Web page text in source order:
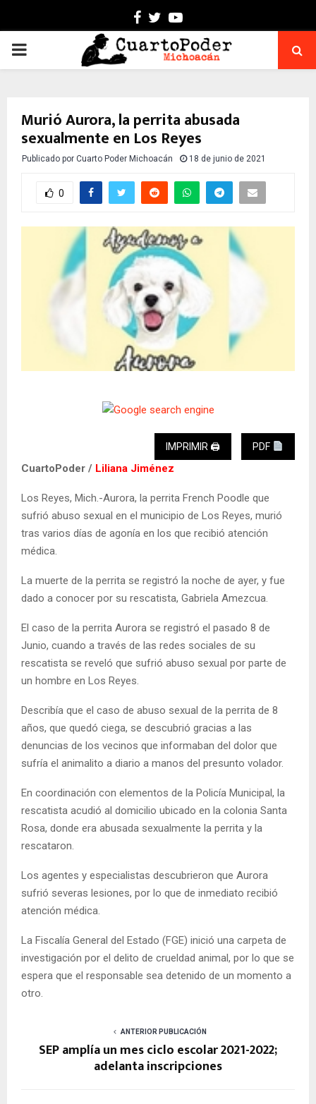
Facebook
TwitterYoutube
PRIMARY
Murió Aurora, la perrita abusada
sexualmente en Los Reyes
Publicado por Cuarto Poder Michoacán 18 de junio de 2021
0
IMPRIMIR 🖨 PDF
CuartoPoder / Liliana Jiménez
Los Reyes, Mich.-Aurora, la perrita French Poodle que
sufrió abuso sexual en el municipio de Los Reyes, murió
tras varios días de agonía en los que recibió atención
médica.
La muerte de la perrita se registró la noche de ayer, y fue
dado a conocer por su rescatista, Gabriela Amezcua.
El caso de la perrita Aurora se registró el pasado 8 de
Junio, cuando a través de las redes sociales de su
rescatista se reveló que sufrió abuso sexual por parte de
un hombre en Los Reyes.
Describía que el caso de abuso sexual de la perrita de 8
años, que quedó ciega, se descubrió gracias a las
denuncias de los vecinos que informaban del dolor que
sufría el animalito a diario a manos del presunto volador.
En coordinación con elementos de la Policía Municipal, la
rescatista acudió al domicilio ubicado en la colonia Santa
Rosa, donde era abusada sexualmente la perrita y la
rescataron.
Los agentes y especialistas descubrieron que Aurora
sufrió severas lesiones, por lo que de inmediato recibió
atención médica.
La Fiscalía General del Estado (FGE) inició una carpeta de
investigación por el delito de crueldad animal, por lo que se
espera que el responsable sea detenido de un momento a
otro.
ANTERIOR PUBLICACIÓN
SEP amplía un mes ciclo escolar 2021-2022;
adelanta inscripciones